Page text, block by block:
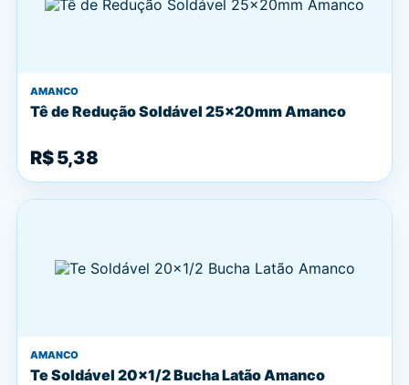
AMANCO
Tê de Redução Soldável 25x20mm Amanco
R$ 5,38
AMANCO
Te Soldável 20x1/2 Bucha Latão Amanco